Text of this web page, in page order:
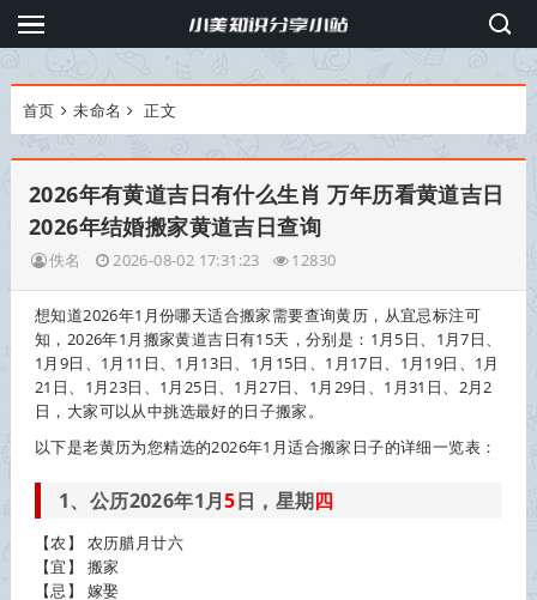
首页 未命名 正文
2026年有黄道吉日有什么生肖 万年历看黄道吉日
2026年结婚搬家黄道吉日查询
佚名 2026-08-02 17:31:23 12830
想知道2026年1月份哪天适合搬家需要查询黄历，从宜忌标注可
知，2026年1月搬家黄道吉日有15天，分别是：1月5日、1月7日、
1月9日、1月11日、1月13日、1月15日、1月17日、1月19日、1月
21日、1月23日、1月25日、1月27日、1月29日、1月31日、2月2
日，大家可以从中挑选最好的日子搬家。
以下是老黄历为您精选的2026年1月适合搬家日子的详细一览表：
1、公历2026年1月5日，星期四
【农】 农历腊月廿六
【宜】 搬家
【忌】 嫁娶